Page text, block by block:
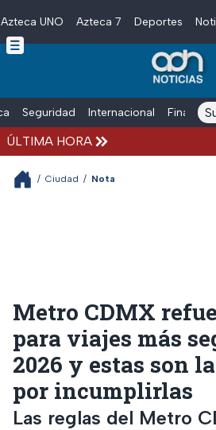
Skip to main content
Azteca UNO Azteca 7 Deportes
Seguridad Internacional Finanzas
ÚLTIMA HORA
/ Ciudad / Nota
Metro CDMX
para viajes más
2026 y estas son
por incumplirlas
Las reglas del Metro